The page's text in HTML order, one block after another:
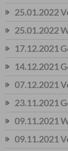
25.01.2022
25.01.2022
17.12.2021
14.12.2021
07.12.2021
23.11.2021
09.11.2021
09.11.2021